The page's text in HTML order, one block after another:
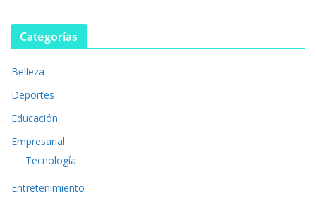
Categorías
Belleza
Deportes
Educación
Empresarial
Tecnología
Entretenimiento